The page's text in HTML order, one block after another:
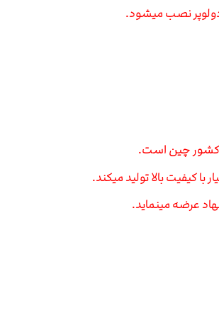
نصب میشود.
کیفیت بالا تولید میکند.
عرضه مینماید.